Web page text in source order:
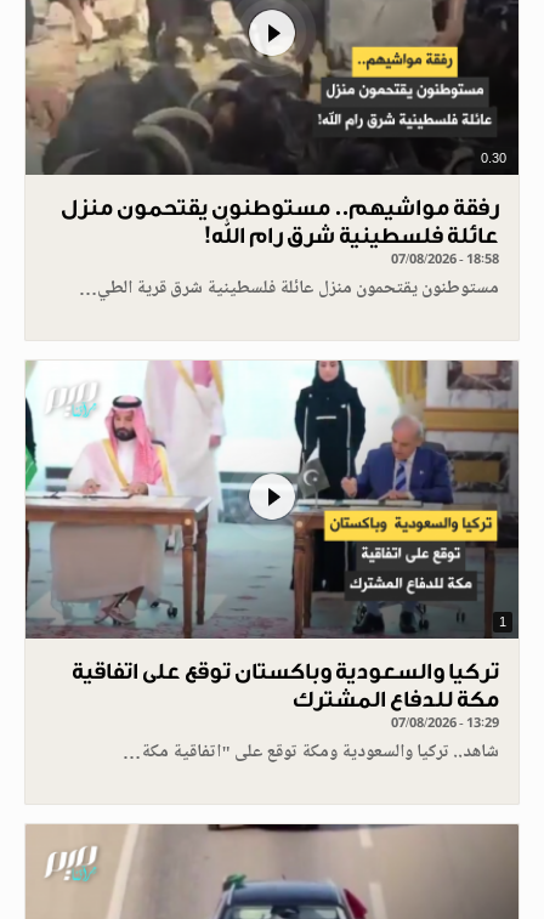
0.30
رفقة مواشيهم.. مستوطنون يقتحمون منزل
عائلة فلسطينية شرق رام الله!
07/08/2026 - 18:58
مستوطنون يقتحمون منزل عائلة فلسطينية شرق قرية الطي…
1
تركيا والسعودية وباكستان توقع على اتفاقية
مكة للدفاع المشترك
07/08/2026 - 13:29
شاهد.. تركيا والسعودية ومكة توقع على "اتفاقية مكة…